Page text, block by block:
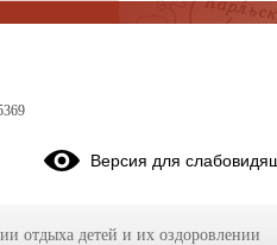
Версия для
отдыха детей и их оздоровлении